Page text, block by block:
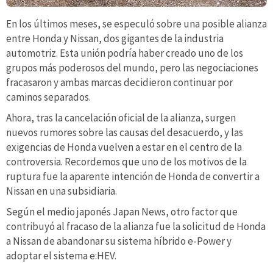
En los últimos meses, se especuló sobre una posible alianza
entre Honda y Nissan, dos gigantes de la industria
automotriz. Esta unión podría haber creado uno de los
grupos más poderosos del mundo, pero las negociaciones
fracasaron y ambas marcas decidieron continuar por
caminos separados.
Ahora, tras la cancelación oficial de la alianza, surgen
nuevos rumores sobre las causas del desacuerdo, y las
exigencias de Honda vuelven a estar en el centro de la
controversia. Recordemos que uno de los motivos de la
ruptura fue la aparente intención de Honda de convertir a
Nissan en una subsidiaria.
Según el medio japonés Japan News, otro factor que
contribuyó al fracaso de la alianza fue la solicitud de Honda
a Nissan de abandonar su sistema híbrido e-Power y
adoptar el sistema e:HEV.